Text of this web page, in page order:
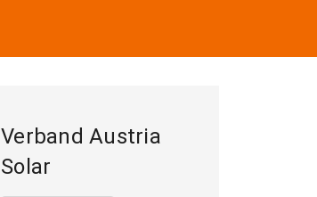
Verband Austria
Solar